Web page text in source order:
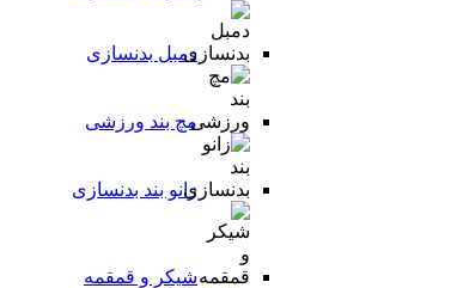
دمبل بدنسازی
مچ بند ورزشی
زانو بند بدنسازی
شیکر و قمقمه